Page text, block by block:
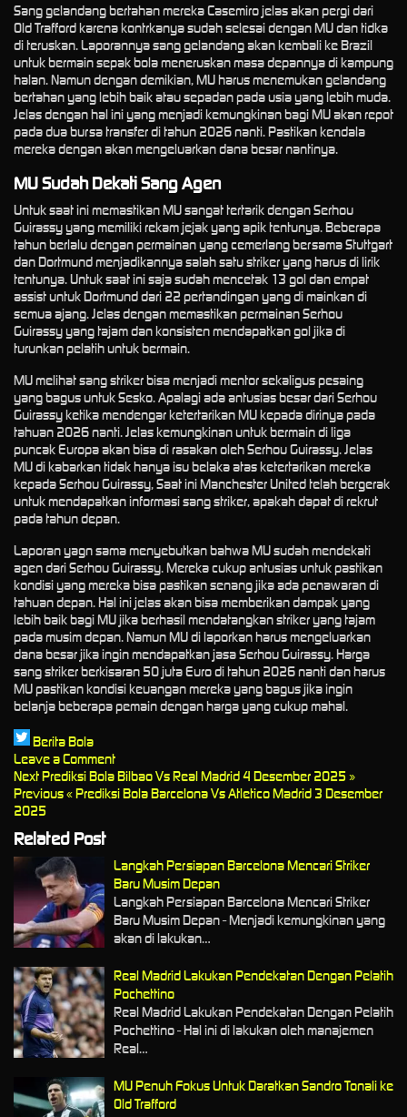
Sang gelandang bertahan mereka Casemiro jelas akan pergi dari
Old Trafford karena kontrkanya sudah selesai dengan MU dan tidka
di teruskan. Laporannya sang gelandang akan kembali ke Brazil
untuk bermain sepak bola meneruskan masa depannya di kampung
halan. Namun dengan demikian, MU harus menemukan gelandang
bertahan yang lebih baik atau sepadan pada usia yang lebih muda.
Jelas dengan hal ini yang menjadi kemungkinan bagi MU akan repot
pada dua bursa transfer di tahun 2026 nanti. Pastikan kendala
mereka dengan akan mengeluarkan dana besar nantinya.
MU Sudah Dekati Sang Agen
Untuk saat ini memastikan MU sangat tertarik dengan Serhou
Guirassy yang memiliki rekam jejak yang apik tentunya. Beberapa
tahun berlalu dengan permainan yang cemerlang bersama Stuttgart
dan Dortmund menjadikannya salah satu striker yang harus di lirik
tentunya. Untuk saat ini saja sudah mencetak 13 gol dan empat
assist untuk Dortmund dari 22 pertandingan yang di mainkan di
semua ajang. Jelas dengan memastikan permainan Serhou
Guirassy yang tajam dan konsisten mendapatkan gol jika di
turunkan pelatih untuk bermain.
MU melihat sang striker bisa menjadi mentor sekaligus pesaing
yang bagus untuk Sesko. Apalagi ada antusias besar dari Serhou
Guirassy ketika mendengar ketertarikan MU kepada dirinya pada
tahuan 2026 nanti. Jelas kemungkinan untuk bermain di liga
puncak Europa akan bisa di rasakan oleh Serhou Guirassy. Jelas
MU di kabarkan tidak hanya isu belaka atas ketertarikan mereka
kepada Serhou Guirassy, Saat ini Manchester United telah bergerak
untuk mendapatkan informasi sang striker, apakah dapat di rekrut
pada tahun depan.
Laporan yagn sama menyebutkan bahwa MU sudah mendekati
agen dari Serhou Guirassy. Mereka cukup antusias untuk pastikan
kondisi yang mereka bisa pastikan senang jika ada penawaran di
tahuan depan. Hal ini jelas akan bisa memberikan dampak yang
lebih baik bagi MU jika berhasil mendatangkan striker yang tajam
pada musim depan. Namun MU di laporkan harus mengeluarkan
dana besar jika ingin mendapatkan jasa Serhou Guirassy. Harga
sang striker berkisaran 50 juta Euro di tahun 2026 nanti dan harus
MU pastikan kondisi keuangan mereka yang bagus jika ingin
belanja beberapa pemain dengan harga yang cukup mahal.
Berita Bola
Leave a Comment
NextPrediksi Bola Bilbao Vs Real Madrid 4 Desember 2025 »
Previous« Prediksi Bola Barcelona Vs Atletico Madrid 3 Desember
2025
Related Post
Langkah Persiapan Barcelona Mencari Striker
Baru Musim Depan
Langkah Persiapan Barcelona Mencari Striker
Baru Musim Depan - Menjadi kemungkinan yang
akan di lakukan…
Real Madrid Lakukan Pendekatan Dengan Pelatih
Pochettino
Real Madrid Lakukan Pendekatan Dengan Pelatih
Pochettino - Hal ini di lakukan oleh manajemen
Real…
MU Penuh Fokus Untuk Daratkan Sandro Tonali ke
Old Trafford